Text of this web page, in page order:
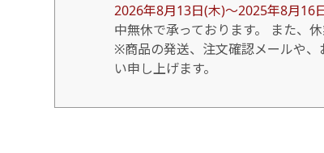
2026年8月13日(木)～2025年8月16
中無休で承っております。 また、
※商品の発送、注文確認メールや
い申し上げます。